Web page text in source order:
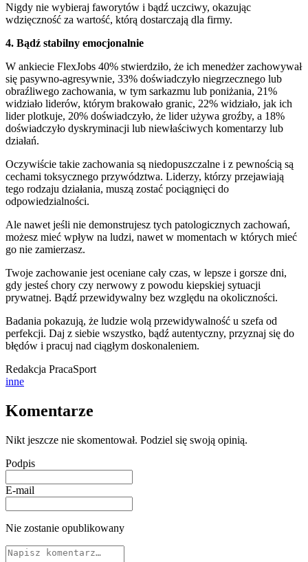
Nigdy nie wybieraj faworytów i bądź uczciwy, okazując
wdzięczność za wartość, którą dostarczają dla firmy.
4. Bądź stabilny emocjonalnie
W ankiecie FlexJobs 40% stwierdziło, że ich menedżer zachowywał
się pasywno-agresywnie, 33% doświadczyło niegrzecznego lub
obraźliwego zachowania, w tym sarkazmu lub poniżania, 21%
widziało liderów, którym brakowało granic, 22% widziało, jak ich
lider plotkuje, 20% doświadczyło, że lider używa groźby, a 18%
doświadczyło dyskryminacji lub niewłaściwych komentarzy lub
działań.
Oczywiście takie zachowania są niedopuszczalne i z pewnością są
cechami toksycznego przywództwa. Liderzy, którzy przejawiają
tego rodzaju działania, muszą zostać pociągnięci do
odpowiedzialności.
Ale nawet jeśli nie demonstrujesz tych patologicznych zachowań,
możesz mieć wpływ na ludzi, nawet w momentach w których mieć
go nie zamierzasz.
Twoje zachowanie jest oceniane cały czas, w lepsze i gorsze dni,
gdy jesteś chory czy nerwowy z powodu kiepskiej sytuacji
prywatnej. Bądź przewidywalny bez względu na okoliczności.
Badania pokazują, że ludzie wolą przewidywalność u szefa od
perfekcji. Daj z siebie wszystko, bądź autentyczny, przyznaj się do
błędów i pracuj nad ciągłym doskonaleniem.
Redakcja PracaSport
inne
Komentarze
Nikt jeszcze nie skomentował. Podziel się swoją opinią.
Podpis
E-mail
Nie zostanie opublikowany